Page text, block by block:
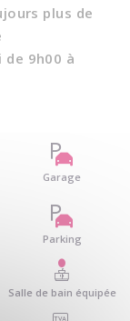
plus de
9h00 à
Garage
Parking
Salle de bain équipée